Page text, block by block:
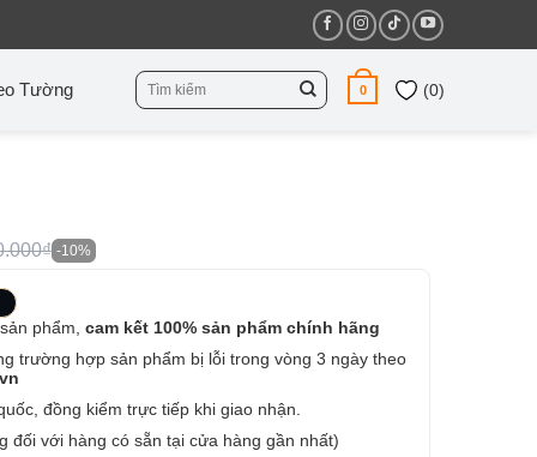
Tường
Tìm
kiếm:
0 (0)
-10%
phẩm, cam kết 100% sản phẩm chính hãng
trường hợp sản phẩm bị lỗi trong vòng 3 ngày theo
đồng kiểm trực tiếp khi giao nhận.
đối với hàng có sẵn tại cửa hàng gần nhất)